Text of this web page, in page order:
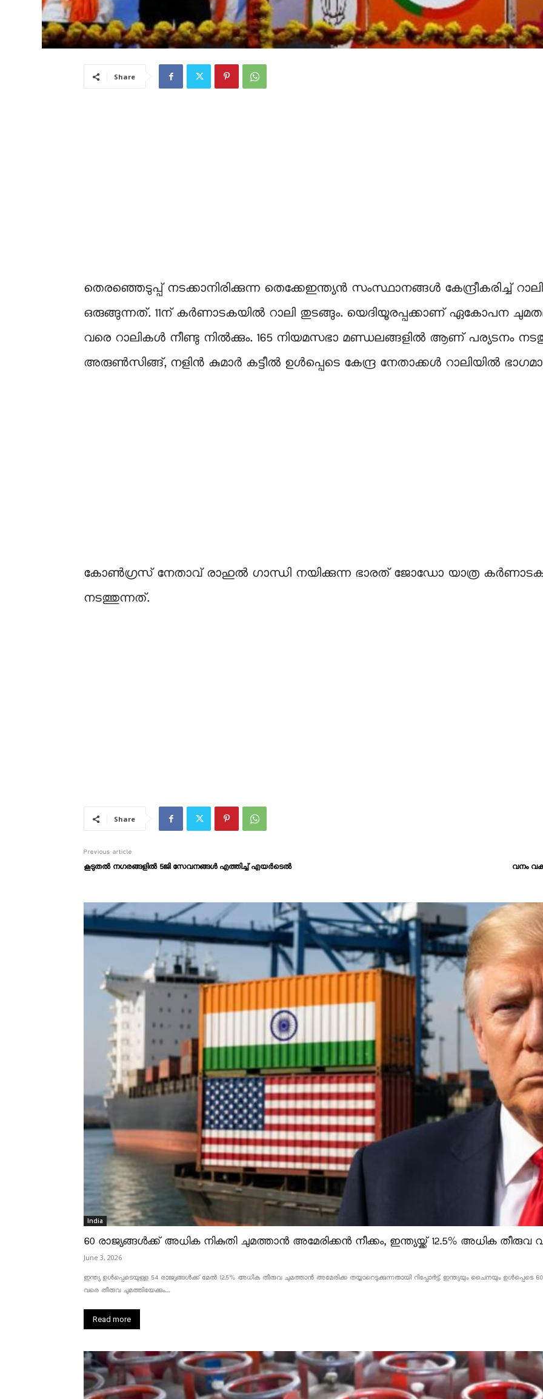
Share
തെരഞ്ഞെടുപ്പ് നടക്കാനിരിക്കുന്ന തെക്കേഇന്ത്യൻ സംസ്ഥാനങ്ങൾ കേന്ദ്രീകരിച്ച്
ഒരുങ്ങുന്നത്. 11ന് കർണാടകയിൽ റാലി തുടങ്ങും. യെദിയൂരപ്പക്കാണ് ഏകോപന
വരെ റാലികള്‍ നീണ്ടു നില്‍ക്കും. 165 നിയമസഭാ മണ്ഡലങ്ങളിൽ ആണ് പര്യടനം
അരുൺസിങ്ങ്, നളിൻ കുമാർ കട്ടീൽ ഉള്‍പ്പെടെ കേന്ദ്ര നേതാക്കള്‍ റാലിയിൽ
കോണ്‍ഗ്രസ് നേതാവ് രാഹുല്‍ ഗാന്ധി നയിക്കുന്ന ഭാരത് ജോഡോ യാത്ര
നടത്തുന്നത്.
Share
Previous article
കൂടുതൽ നഗരങ്ങളിൽ 5ജി സേവനങ്ങൾ എത്തിച്ച് എ​യ​ർ​ടെ​ൽ വനം
India
60 രാജ്യങ്ങൾക്ക് അധിക നികുതി ചുമത്താൻ അമേരിക്കൻ നീക്കം, ഇന്ത്യയ്ക്ക് 12.5% അധിക തീരുവ
June 3, 2026
ഇന്ത്യ ഉൾപ്പെടെയുള്ള 54 രാജ്യങ്ങൾക്ക് മേൽ 12.5% അധിക തീരുവ ചുമത്താൻ അമേരിക്ക തയ്യാറെടുക്കുന്നതായി റിപ്പോർട്ട്. ഇന്ത്യയും ചൈനയും ഉൾപ്പെടെ
വരെ തീരുവ ചുമത്തിയേക്കും....
Read more